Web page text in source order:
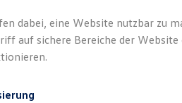
dabei, eine Website nutzbar zu
auf sichere Bereiche der